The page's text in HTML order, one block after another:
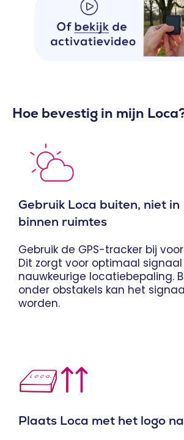
Hoe bevestig in mijn
Gebruik Loca buiten, niet in
binnen ruimtes
Gebruik de GPS-tracker bij
Dit zorgt voor optimaal
nauwkeurige locatiebepaling.
onder obstakels kan het
worden.
Plaats Loca met het logo